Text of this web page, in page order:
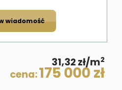
wiadomość
31,32 zł/m2
cena:175 000 zł